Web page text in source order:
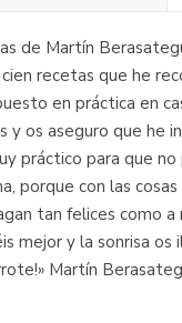
de Martín
recetas que he
en práctica en
y os aseguro que he
práctico para que no
porque con las
tan felices como a
mejor y la sonrisa os
Martín